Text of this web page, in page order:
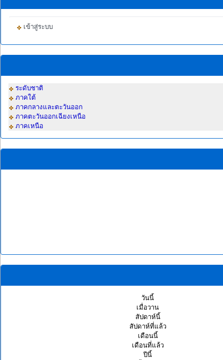
เข้าสู่ระบบ
ระดับชาติ
ภาคใต้
ภาคกลางและตะวันออก
ภาคตะวันออกเฉียงเหนือ
ภาคเหนือ
วันนี้
เมื่อวาน
สัปดาห์นี้
สัปดาห์ที่แล้ว
เดือนนี้
เดือนที่แล้ว
ปีนี้